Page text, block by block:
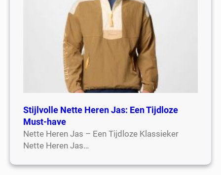
Stijlvolle Nette Heren Jas: Een Tijdloze
Must-have
Nette Heren Jas – Een Tijdloze Klassieker
Nette Heren Jas…